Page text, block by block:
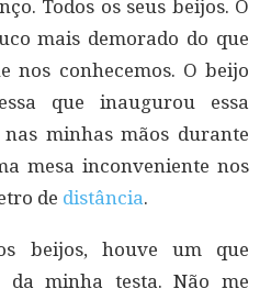
Todos os seus beijos. O
mais demorado do que
nos conhecemos. O beijo
que inaugurou essa
minhas mãos durante
mesa inconveniente nos
de distância.
beijos, houve um que
minha testa. Não me